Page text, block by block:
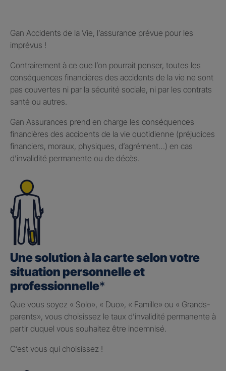
Gan Accidents de la Vie, l’assurance prévue pour les
imprévus !
Contrairement à ce que l’on pourrait penser, toutes les
conséquences financières des accidents de la vie ne sont
pas couvertes ni par la sécurité sociale, ni par les contrats
santé ou autres.
Gan Assurances prend en charge les conséquences
financières des accidents de la vie quotidienne (préjudices
financiers, moraux, physiques, d’agrément…) en cas
d’invalidité permanente ou de décès.
Une solution à la carte selon votre
situation personnelle et
professionnelle*
Que vous soyez « Solo», « Duo», « Famille» ou « Grands-
parents», vous choisissez le taux d’invalidité permanente à
partir duquel vous souhaitez être indemnisé.
C’est vous qui choisissez !